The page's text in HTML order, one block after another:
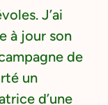
J’ai
à jour son
de
un
d’une